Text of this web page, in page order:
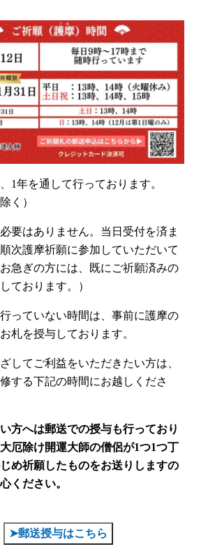
1年を通して行っております。
く）
要はありません。当日受付を済ま
次護摩祈願に参加していただいて
急ぎの方には、既にご祈願済みの
ております。）
っていない時間は、事前に護摩の
札を授与しております。
してご利益をいただきたい方は、
する下記の時間にお越しくださ
方へは郵送での授与も行っており
厄除け開運大師の僧侶が1つ1つ丁
め祈願したものをお送りしますの
ください。
➤郵送授与はこちら